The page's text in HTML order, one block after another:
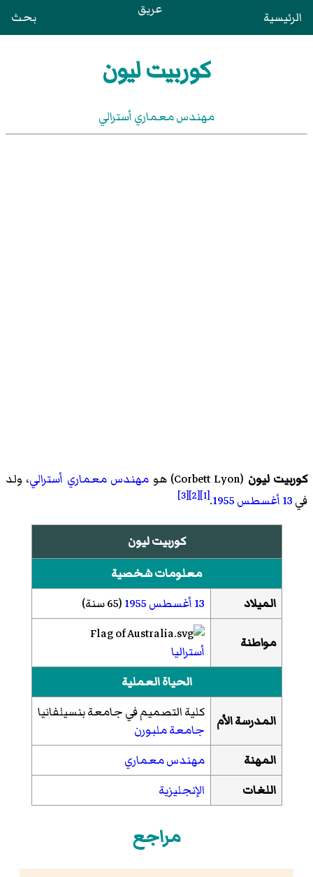
الرئيسية عريق بحث
كوربيت ليون
مهندس معماري أسترالي
كوربيت ليون (
Corbett Lyon)‏ هو مهندس معماري أسترالي، ولد
في13 أغسطس 1955
.
[1]
[2]
[3]
كوربيت ليون
معلومات شخصية
الميلاد
13 أغسطس 1955(65 سنة)
مواطنة
أستراليا
الحياة العملية
المدرسة الأم
كلية التصميم في جامعة بنسيلفانيا
جامعة ملبورن
المهنة
مهندس معماري
اللغات
الإنجليزية
مراجع